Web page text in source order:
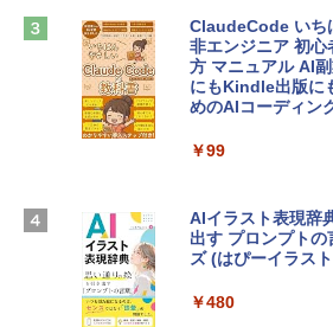
￥2,952
【Amazon.co.jp
ン 15-fd 15.6イン
Apple 2026
13インチノートブ
スプレイ、16GB
Robloxギフトカ
定バーチャルアイ
インゲームコード
Microsoft Office
4(最新 永続版)|オ
ClaudeCode いち
非エンジニア 初
方 マニュアル AI
にもKindle出版に
めのAIコーディン
￥99
AIイラスト表現辞
出す プロンプト
ズ (はぴーイラス
￥480